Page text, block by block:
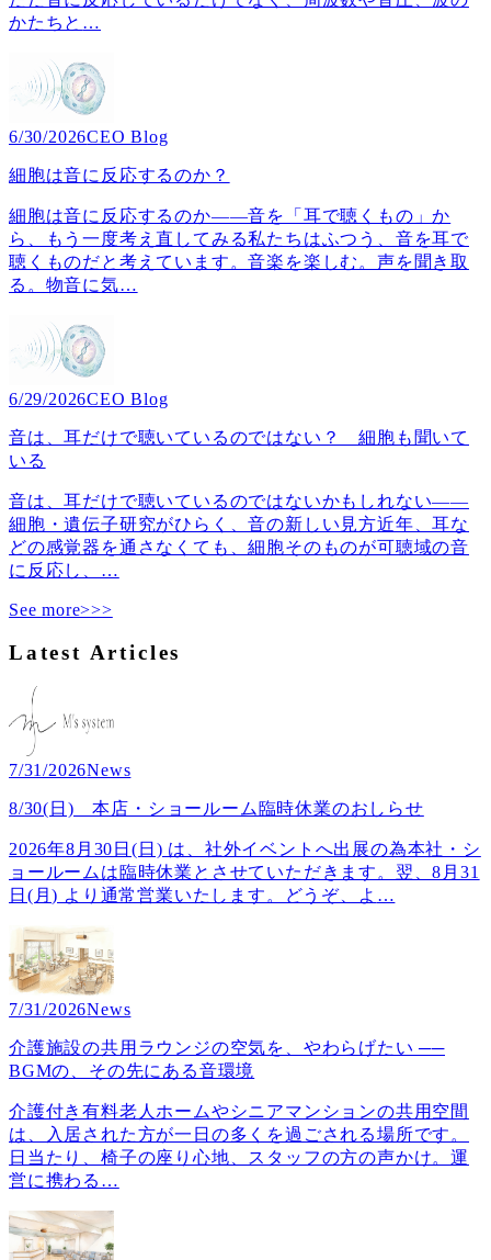
かたちと …
6/30/2026CEO Blog
細胞は音に反応するのか？
細胞は音に反応するのか――音を「耳で聴くもの」か
ら、もう一度考え直してみる私たちはふつう、音を耳で
聴くものだと考えています。音楽を楽しむ。声を聞き取
る。物音に気…
6/29/2026CEO Blog
音は、耳だけで聴いているのではない？ 細胞も聞いて
いる
音は、耳だけで聴いているのではないかもしれない――
細胞・遺伝子研究がひらく、音の新しい見方近年、耳な
どの感覚器を通さなくても、細胞そのものが可聴域の音
に反応し、 …
See more>>>
Latest Articles
7/31/2026News
8/30(日) 本店・ショールーム臨時休業のおしらせ
2026年8月30日(日) は、社外イベントへ出展の為本社・シ
ョールームは臨時休業とさせていただきます。翌、8月31
日(月) より通常営業いたします。どうぞ、よ …
7/31/2026News
介護施設の共用ラウンジの空気を、やわらげたい ──
BGMの、その先にある音環境
介護付き有料老人ホームやシニアマンションの共用空間
は、入居された方が一日の多くを過ごされる場所です。
日当たり、椅子の座り心地、スタッフの方の声かけ。運
営に携わる …